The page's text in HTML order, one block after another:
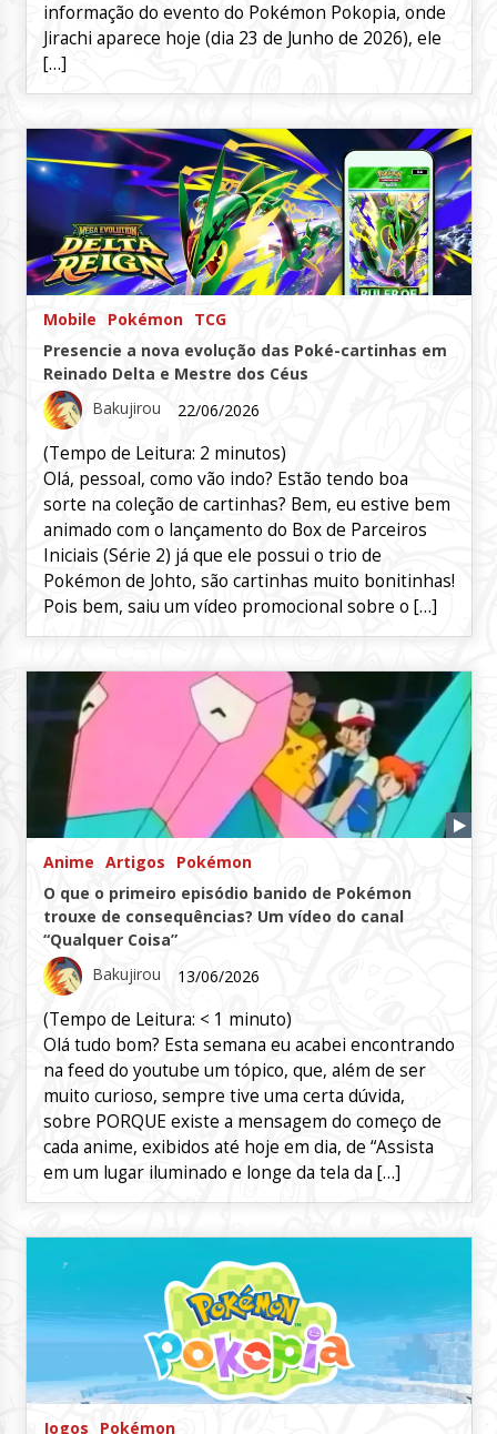
informação do evento do Pokémon Pokopia, onde
Jirachi aparece hoje (dia 23 de Junho de 2026), ele
[…]
Mobile Pokémon
TCG
Presencie a nova evolução das Poké-cartinhas em
Reinado Delta e Mestre dos Céus
Bakujirou
22/06/2026
(Tempo de Leitura: 2 minutos)
Olá, pessoal, como vão indo? Estão tendo boa
sorte na coleção de cartinhas? Bem, eu estive bem
animado com o lançamento do Box de Parceiros
Iniciais (Série 2) já que ele possui o trio de
Pokémon de Johto, são cartinhas muito bonitinhas!
Pois bem, saiu um vídeo promocional sobre o […]
Anime Artigos
Pokémon
O que o primeiro episódio banido de Pokémon
trouxe de consequências? Um vídeo do canal
“Qualquer Coisa”
Bakujirou
13/06/2026
(Tempo de Leitura: < 1 minuto)
Olá tudo bom? Esta semana eu acabei encontrando
na feed do youtube um tópico, que, além de ser
muito curioso, sempre tive uma certa dúvida,
sobre PORQUE existe a mensagem do começo de
cada anime, exibidos até hoje em dia, de “Assista
em um lugar iluminado e longe da tela da […]
Jogos Pokémon